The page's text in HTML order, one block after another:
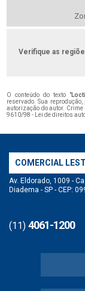
Verifique as
O conteúdo do texto "
reservado. Sua
autorização do autor.
9610/98 - Lei de direitos
COMERCIAL
Av. Eldorado, 1009 -
Diadema - SP - CEP:
(11) 4061-1200